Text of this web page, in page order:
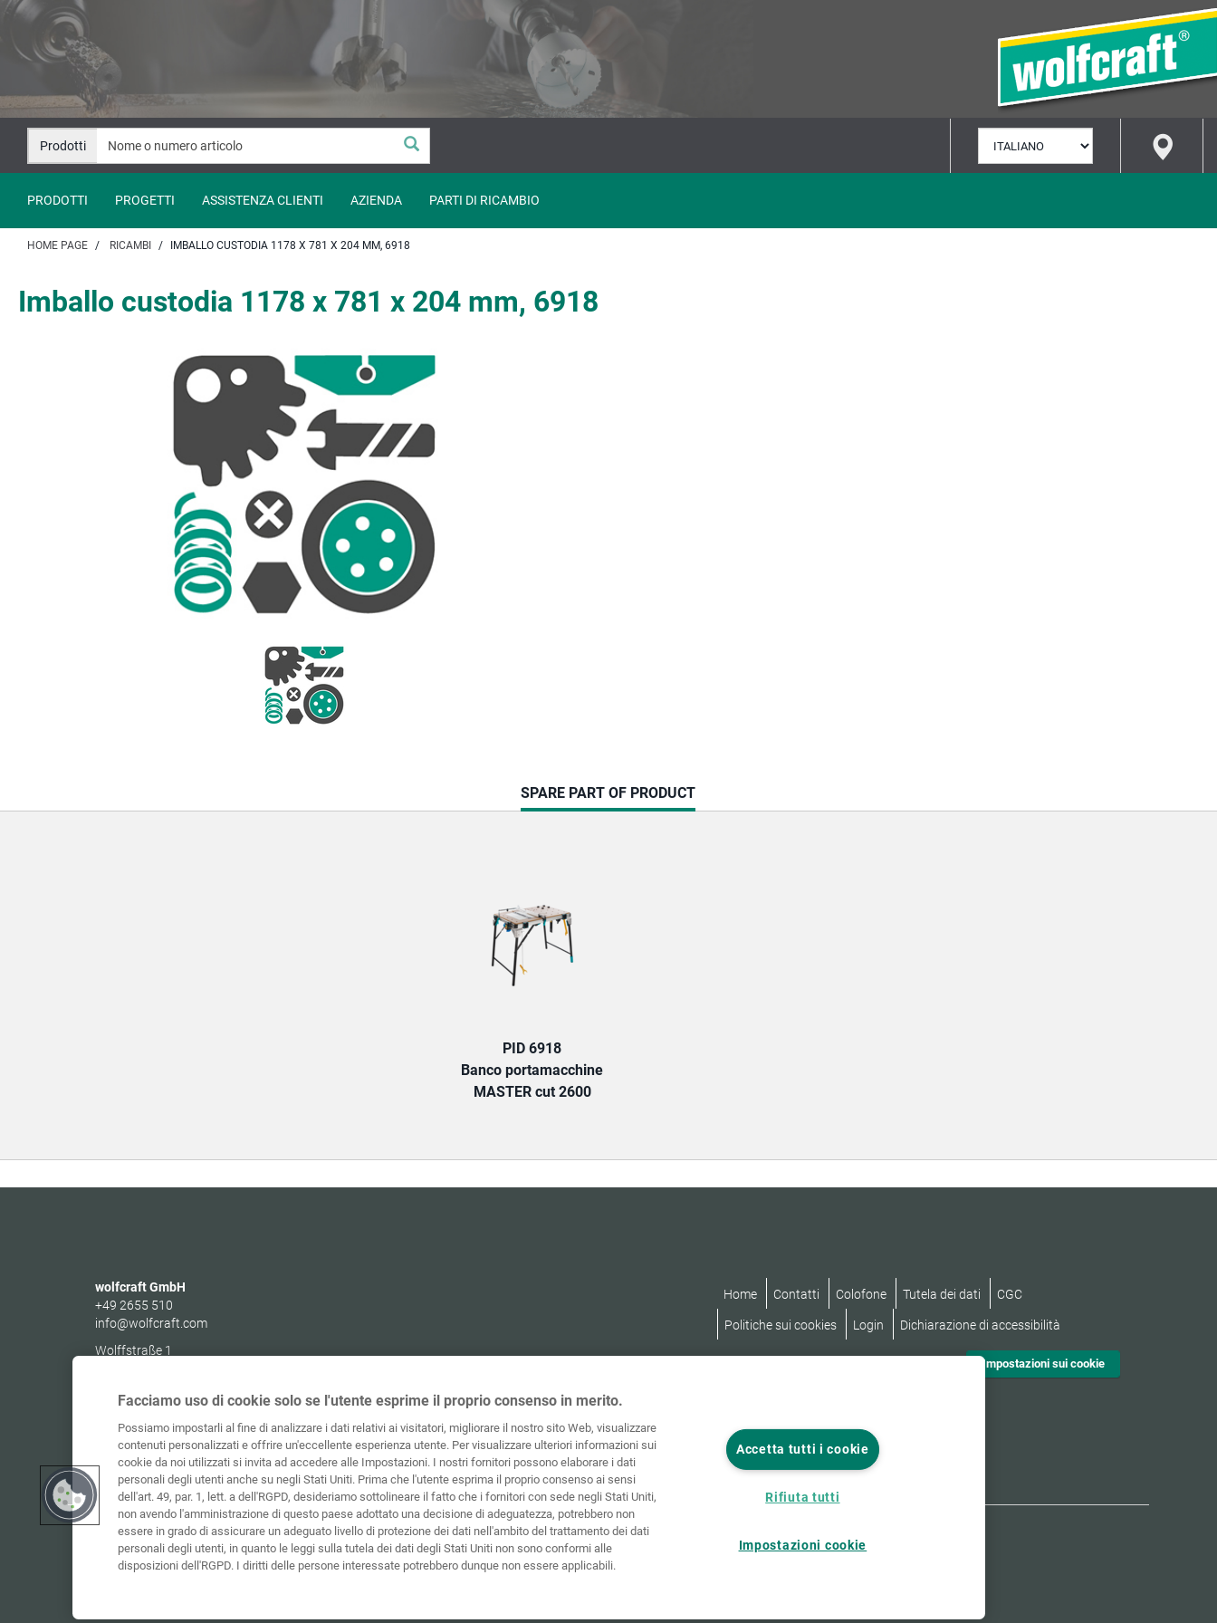
Salta
contenuto
Salta
navigazione
Prodotti
LINGUA
PRODOTTI PROGETTI ASSISTENZA CLIENTI AZIENDA PARTI DI RICAMBIO
HOME PAGE RICAMBI IMBALLO CUSTODIA 1178 X 781 X 204 MM, 6918
Imballo custodia 1178 x 781 x 204 mm, 6918
CURRENT
TAB:
SPARE PART OF PRODUCT
PID 6918
Banco portamacchine
MASTER cut 2600
wolfcraft GmbH
+49 2655 510
info@wolfcraft.com
Wolffstraße 1
Home Contatti Colofone Tutela dei dati CGC
Politiche sui cookies Login Dichiarazione di accessibilità
Impostazioni sui cookie
Facciamo uso di cookie solo se l'utente esprime il proprio consenso in merito.
Possiamo impostarli al fine di analizzare i dati relativi ai visitatori, migliorare il nostro sito Web, visualizzare
contenuti personalizzati e offrire un'eccellente esperienza utente. Per visualizzare ulteriori informazioni sui
cookie da noi utilizzati si invita ad accedere alle Impostazioni. I nostri fornitori possono elaborare i dati
personali degli utenti anche su negli Stati Uniti. Prima che l'utente esprima il proprio consenso ai sensi
dell'art. 49, par. 1, lett. a dell'RGPD, desideriamo sottolineare il fatto che i fornitori con sede negli Stati Uniti,
non avendo l'amministrazione di questo paese adottato una decisione di adeguatezza, potrebbero non
essere in grado di assicurare un adeguato livello di protezione dei dati nell'ambito del trattamento dei dati
personali degli utenti, in quanto le leggi sulla tutela dei dati degli Stati Uniti non sono conformi alle
disposizioni dell'RGPD. I diritti delle persone interessate potrebbero dunque non essere applicabili.
Accetta tutti i cookie
Rifiuta tutti
Impostazioni cookie